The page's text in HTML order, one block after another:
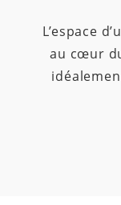
L’espace
au cœur